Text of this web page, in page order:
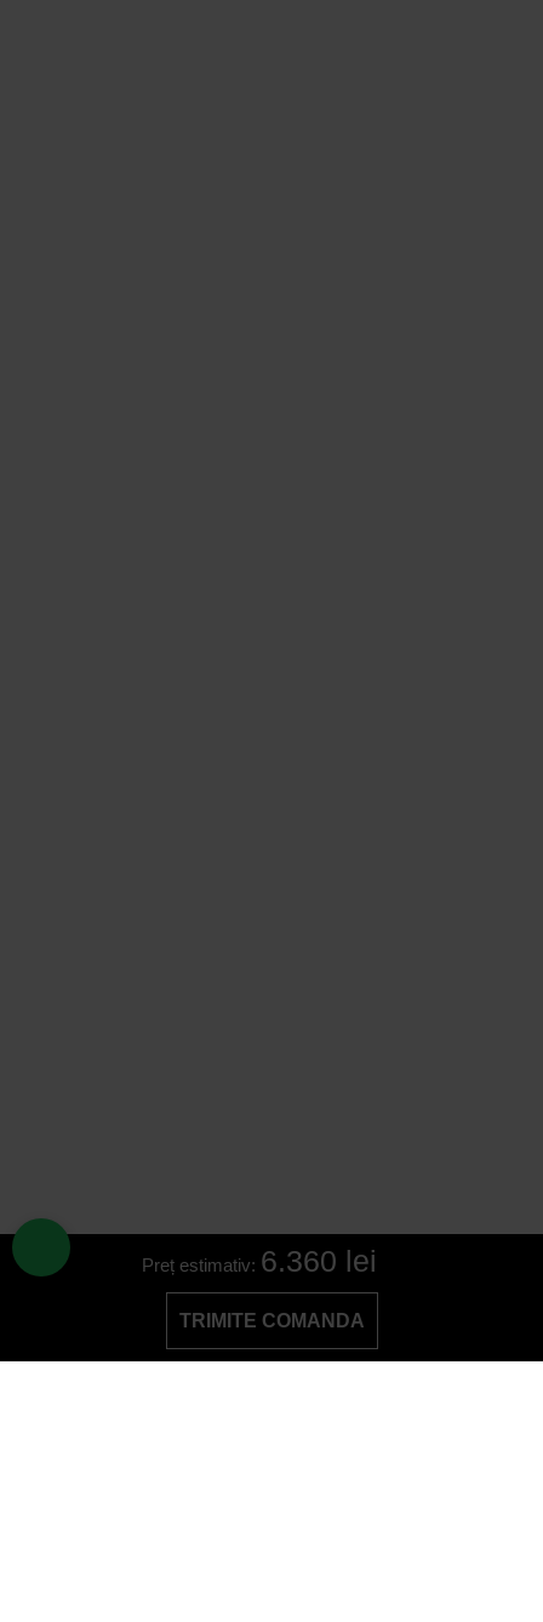
Preț estimativ: 6.360 lei
TRIMITE COMANDA